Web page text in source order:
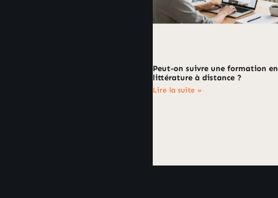
Peut-on suivre une formation en
littérature à distance ?
Lire la suite »